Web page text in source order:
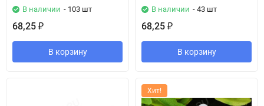
В наличии - 103 шт
68,25 ₽
В корзину
В наличии - 43 шт
68,25 ₽
В корзину
Хит!